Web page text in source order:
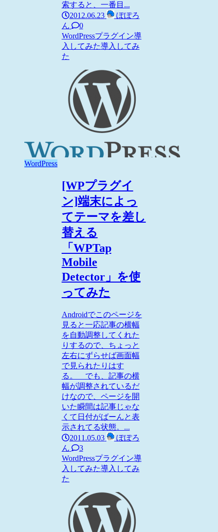
索すると、一番目...
2012.06.23
ぽぽろ
ん
0
WordPressプラグイン導
入してみた導入してみ
た
WordPress
[WPプラグイ
ン]端末によっ
てテーマを差し
替える
「WPTap
Mobile
Detector」を使
ってみた
Androidでこのページを
見ると一応記事の横幅
を自動調整してくれた
りするので、ちょっと
左右にずらせば画面幅
で見られたりはす
る。 でも、記事の横
幅が調整されているだ
けなので、ページを開
いた瞬間は記事じゃな
くて日付がばーんと表
示されてる状態。...
2011.05.03
ぽぽろ
ん
3
WordPressプラグイン導
入してみた導入してみ
た